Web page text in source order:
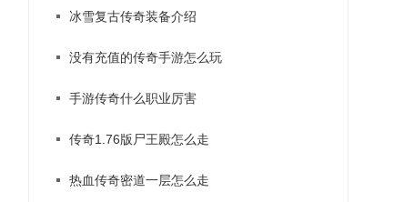
冰雪复古传奇装备介绍
没有充值的传奇手游怎么玩
手游传奇什么职业厉害
传奇1.76版尸王殿怎么走
热血传奇密道一层怎么走